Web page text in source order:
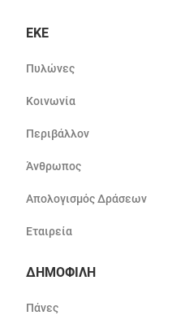
ΕΚΕ
Πυλώνες
Κοινωνία
Περιβάλλον
Άνθρωπος
Απολογισμός Δράσεων
Εταιρεία
ΔΗΜΟΦΙΛΗ
Πάνες